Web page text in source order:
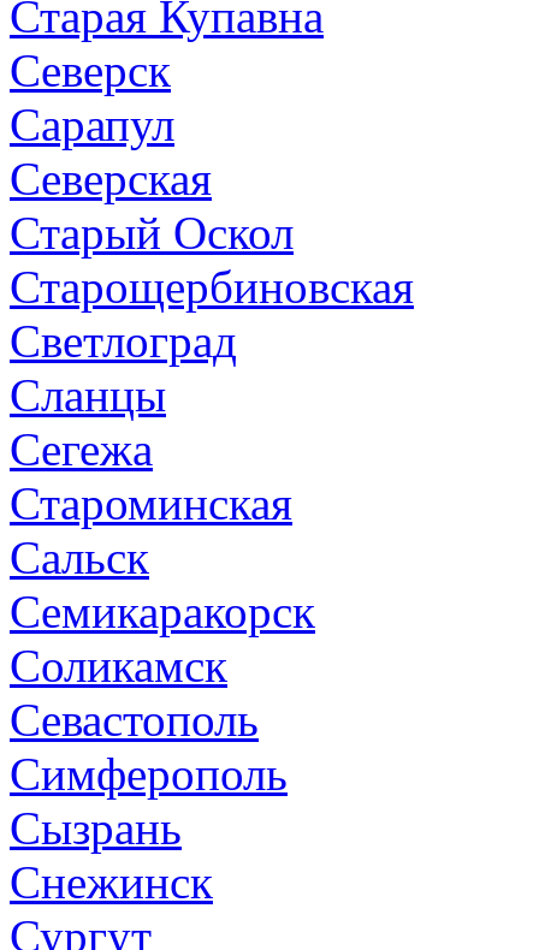
Старая Купавна
Северск
Сарапул
Северская
Старый Оскол
Старощербиновская
Светлоград
Сланцы
Сегежа
Староминская
Сальск
Семикаракорск
Соликамск
Севастополь
Симферополь
Сызрань
Снежинск
Сургут